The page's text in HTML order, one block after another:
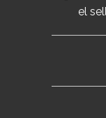
el